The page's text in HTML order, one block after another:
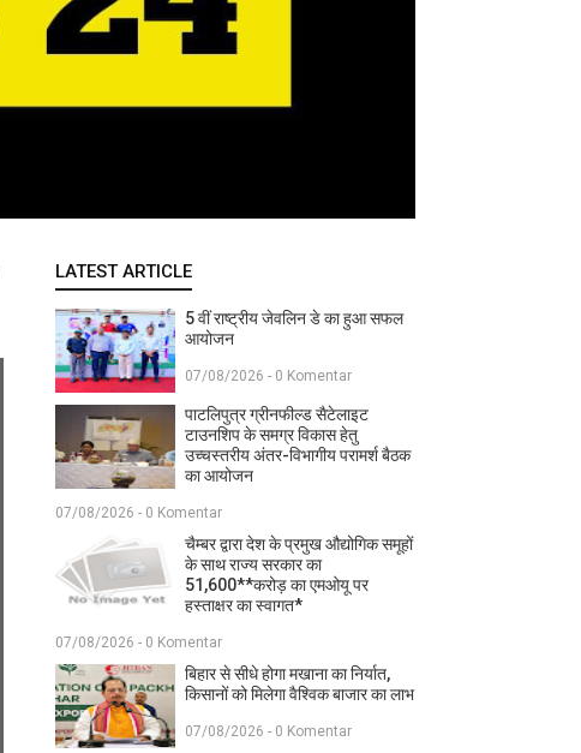
LATEST ARTICLE
5 वीं राष्ट्रीय जेवलिन डे का हुआ सफल
आयोजन
07/08/2026 - 0 Komentar
पाटलिपुत्र ग्रीनफील्ड सैटेलाइट
टाउनशिप के समग्र विकास हेतु
उच्चस्तरीय अंतर-विभागीय परामर्श बैठक
का आयोजन
07/08/2026 - 0 Komentar
चैम्बर द्वारा देश के प्रमुख औद्योगिक समूहों
के साथ राज्य सरकार का
51,600**करोड़ का एमओयू पर
हस्ताक्षर का स्वागत*
07/08/2026 - 0 Komentar
बिहार से सीधे होगा मखाना का निर्यात,
किसानों को मिलेगा वैश्विक बाजार का लाभ
07/08/2026 - 0 Komentar